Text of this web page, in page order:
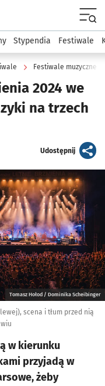
Kultura
Stypendia Festiwale
Festiwale muzyczne
2024 we
na trzech
Udostępnijartykuł
Tomasz Hołod / Dominika Scheibinger
scena i tłum przed nią
w kierunku
przyjadą w
żeby